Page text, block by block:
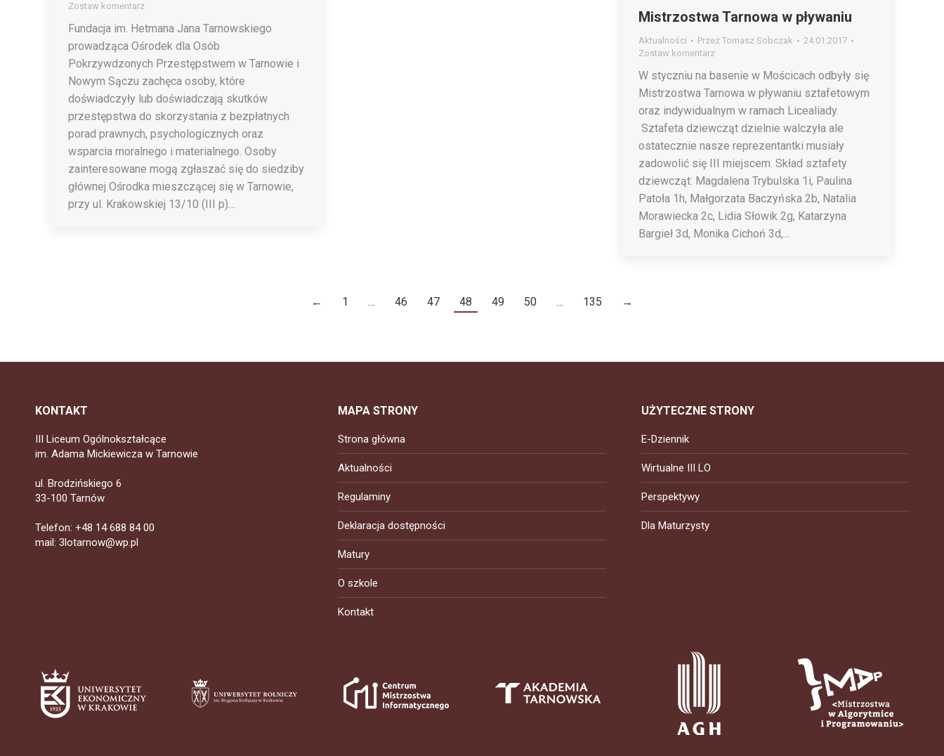
Zostaw komentarz
Fundacja im. Hetmana Jana Tarnowskiego
prowadząca Ośrodek dla Osób
Pokrzywdzonych Przestępstwem w Tarnowie i
Nowym Sączu zachęca osoby, które
doświadczyły lub doświadczają skutków
przestępstwa do skorzystania z bezpłatnych
porad prawnych, psychologicznych oraz
wsparcia moralnego i materialnego. Osoby
zainteresowane mogą zgłaszać się do siedziby
głównej Ośrodka mieszczącej się w Tarnowie,
przy ul. Krakowskiej 13/10 (III p)…
Mistrzostwa Tarnowa w pływaniu
Aktualności Przez Tomasz Sobczak
24.01.2017
Zostaw komentarz
W styczniu na basenie w Mościcach odbyły się
Mistrzostwa Tarnowa w pływaniu sztafetowym
oraz indywidualnym w ramach Licealiady.
Sztafeta dziewcząt dzielnie walczyła ale
ostatecznie nasze reprezentantki musiały
zadowolić się III miejscem. Skład sztafety
dziewcząt: Magdalena Trybulska 1i, Paulina
Patoła 1h, Małgorzata Baczyńska 2b, Natalia
Morawiecka 2c, Lidia Słowik 2g, Katarzyna
Bargieł 3d, Monika Cichoń 3d,…
← 1 … 46 47 48 49 50 … 135 →
KONTAKT
III Liceum Ogólnokształcące
im. Adama Mickiewicza w Tarnowie
ul. Brodzińskiego 6
33-100 Tarnów
Telefon: +48 14 688 84 00
mail: 3lotarnow@wp.pl
MAPA STRONY
Strona główna
Aktualności
Regulaminy
Deklaracja dostępności
Matury
O szkole
Kontakt
UŻYTECZNE STRONY
E-Dziennik
Wirtualne III LO
Perspektywy
Dla Maturzysty